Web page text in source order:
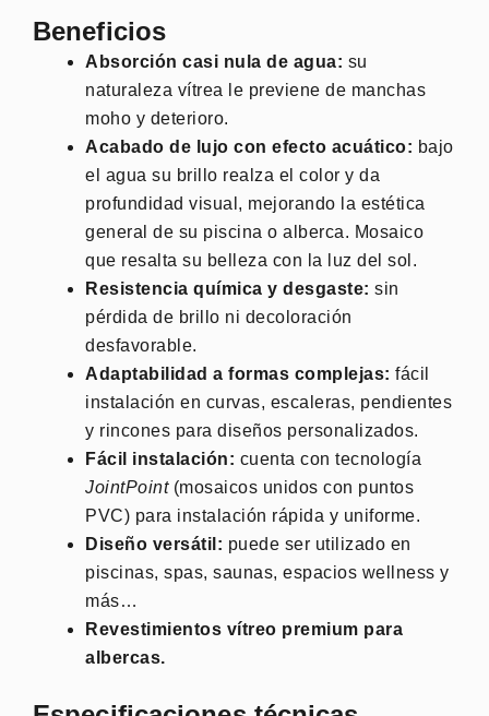
Beneficios
Absorción casi nula de agua: su
naturaleza vítrea le previene de manchas
moho y deterioro.
Acabado de lujo con efecto acuático: bajo
el agua su brillo realza el color y da
profundidad visual, mejorando la estética
general de su piscina o alberca. Mosaico
que resalta su belleza con la luz del sol.
Resistencia química y desgaste: sin
pérdida de brillo ni decoloración
desfavorable.
Adaptabilidad a formas complejas: fácil
instalación en curvas, escaleras, pendientes
y rincones para diseños personalizados.
Fácil instalación: cuenta con tecnología
JointPoint(mosaicos unidos con puntos
PVC) para instalación rápida y uniforme.
Diseño versátil: puede ser utilizado en
piscinas, spas, saunas, espacios wellness y
más…
Revestimientos vítreo premium para
albercas.